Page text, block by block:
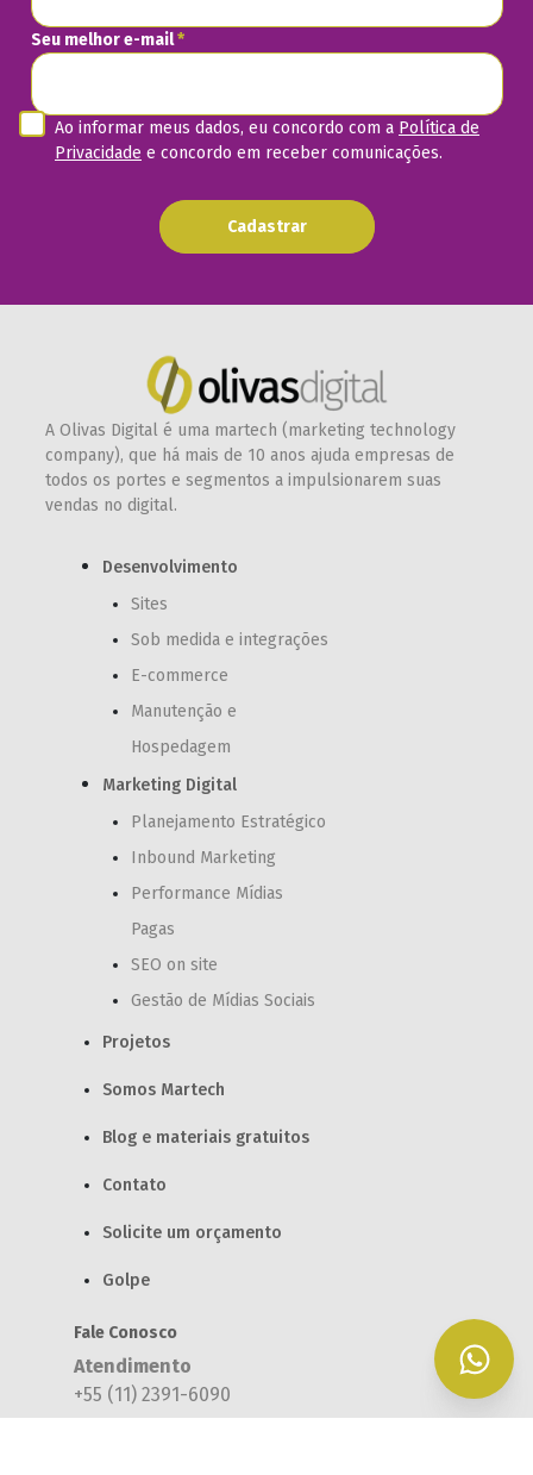
Seu melhor e-mail*
Ao informar meus dados, eu concordo com a Política de
Privacidade e concordo em receber comunicações.
Cadastrar
A Olivas Digital é uma martech (marketing technology
company), que há mais de 10 anos ajuda empresas de
todos os portes e segmentos a impulsionarem suas
vendas no digital.
Desenvolvimento
Sites
Sob medida e integrações
E-commerce
Manutenção e
Hospedagem
Marketing Digital
Planejamento Estratégico
Inbound Marketing
Performance Mídias
Pagas
SEO on site
Gestão de Mídias Sociais
Projetos
Somos Martech
Blog e materiais gratuitos
Contato
Solicite um orçamento
Golpe
Fale Conosco
Atendimento
+55 (11) 2391-6090